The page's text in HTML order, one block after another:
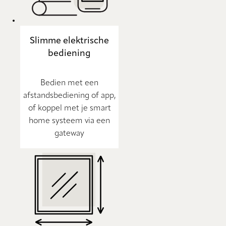
Slimme elektrische
bediening
Bedien met een
afstandsbediening of app,
of koppel met je smart
home systeem via een
gateway